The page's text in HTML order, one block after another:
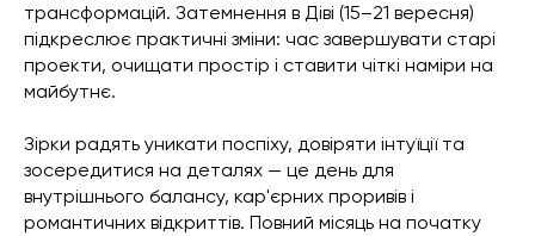
трансформацій. Затемнення в Діві (15–21 вересня)
підкреслює практичні зміни: час завершувати старі
проекти, очищати простір і ставити чіткі наміри на
майбутнє.
Зірки радять уникати поспіху, довіряти інтуїції та
зосередитися на деталях — це день для
внутрішнього балансу, кар'єрних проривів і
романтичних відкриттів. Повний місяць на початку